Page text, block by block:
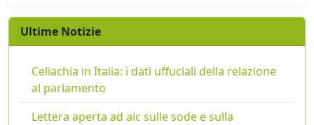
Ultime Notizie
Celiachia in Italia: i dati uffuciali della relazione
al parlamento
Lettera aperta ad aic sulle sode e sulla